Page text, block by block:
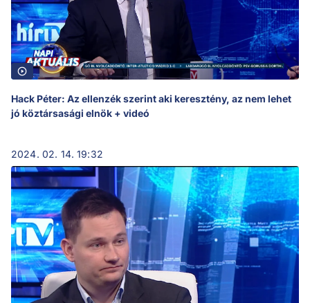
Hack Péter: Az ellenzék szerint aki keresztény, az nem lehet
jó köztársasági elnök + videó
2024. 02. 14. 19:32